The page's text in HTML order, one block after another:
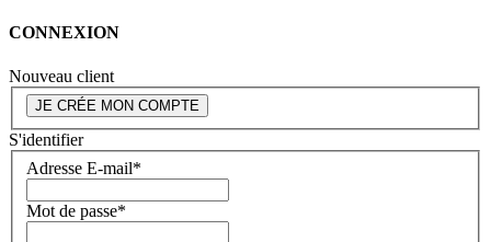
CONNEXION
Nouveau client
JE CRÉE MON COMPTE
S'identifier
Adresse E-mail*
Mot de passe*